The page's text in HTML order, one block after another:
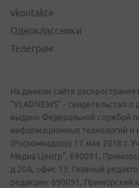
vkontakte
Одноклассники
Телеграм
На данном сайте
"VLADNEWS" - свидетельство
выдано Федеральной службой
информационных технологий и
(Роскомнадзор) 17 мая 2018 г.
Медиа Центр". 690091,
д.20А, офис 13. Главный
редакции: 690091, Приморский